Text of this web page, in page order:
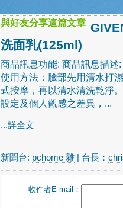
與好友分享這篇文章
洗面乳(125ml)
商品訊息功能: 商品訊息描
使用方法：臉部先用清水打
式按摩，再以清水清洗乾淨
設定及個人觀感之差異，...
...詳全文
新聞台: pchome 雜 | 台長：
收件者E-mail：